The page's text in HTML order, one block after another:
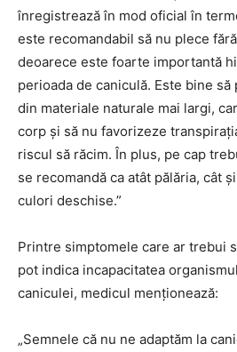
înregistrează în mod oficial în
este recomandabil să nu plece
deoarece este foarte importantă
perioada de caniculă. Este bine
din materiale naturale mai largi,
corp și să nu favorizeze
riscul să răcim. În plus, pe cap
se recomandă ca atât pălăria, cât
culori deschise.”
Printre simptomele care ar trebui
pot indica incapacitatea
caniculei, medicul menționează:
„Semnele că nu ne adaptăm la